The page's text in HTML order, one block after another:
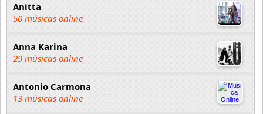
Anitta
50 músicas online
Anna Karina
29 músicas online
Antonio Carmona
13 músicas online